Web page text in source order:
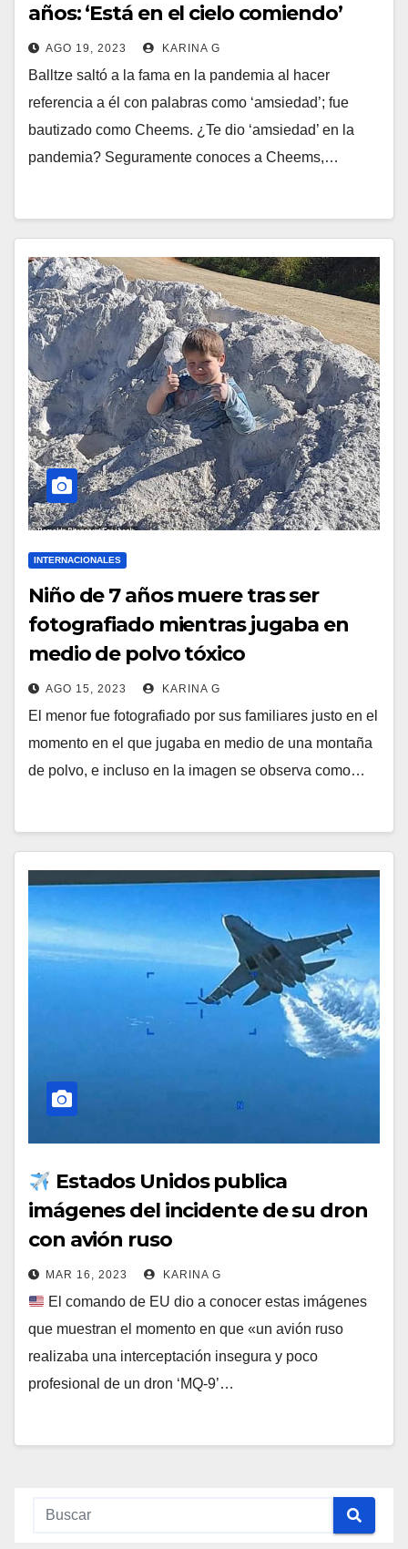
años: ‘Está en el cielo comiendo’
AGO 19, 2023 KARINA G
Balltze saltó a la fama en la pandemia al hacer
referencia a él con palabras como ‘amsiedad’; fue
bautizado como Cheems. ¿Te dio ‘amsiedad’ en la
pandemia? Seguramente conoces a Cheems,…
INTERNACIONALES
Niño de 7 años muere tras ser
fotografiado mientras jugaba en
medio de polvo tóxico
AGO 15, 2023 KARINA G
El menor fue fotografiado por sus familiares justo en el
momento en el que jugaba en medio de una montaña
de polvo, e incluso en la imagen se observa como…
Estados Unidos publica
imágenes del incidente de su dron
con avión ruso
MAR 16, 2023 KARINA G
El comando de EU dio a conocer estas imágenes
que muestran el momento en que «un avión ruso
realizaba una interceptación insegura y poco
profesional de un dron ‘MQ-9’…